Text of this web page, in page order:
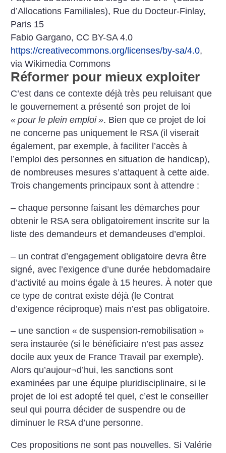
d’Allocations Familiales), Rue du Docteur-Finlay,
Paris 15
Fabio Gargano, CC BY-SA 4.0
https://creativecommons.org/licenses/by-sa/4.0,
via Wikimedia Commons
Réformer pour mieux exploiter
C’est dans ce contexte déjà très peu reluisant que
le gouvernement a présenté son projet de loi
« pour le plein emploi ». Bien que ce projet de loi
ne concerne pas uniquement le RSA (il viserait
également, par exemple, à faciliter l’accès à
l’emploi des personnes en situation de handicap),
de nombreuses mesures s’attaquent à cette aide.
Trois changements principaux sont à attendre :
– chaque personne faisant les démarches pour
obtenir le RSA sera obligatoirement inscrite sur la
liste des demandeurs et demandeuses d’emploi.
– un contrat d’engagement obligatoire devra être
signé, avec l’exigence d’une durée hebdomadaire
d’activité au moins égale à 15 heures. À noter que
ce type de contrat existe déjà (le Contrat
d’exigence réciproque) mais n’est pas obligatoire.
– une sanction « de suspension-remobilisation »
sera instaurée (si le bénéficiaire n’est pas assez
docile aux yeux de France Travail par exemple).
Alors qu’aujour¬d’hui, les sanctions sont
examinées par une équipe pluridisciplinaire, si le
projet de loi est adopté tel quel, c’est le conseiller
seul qui pourra décider de suspendre ou de
diminuer le RSA d’une personne.
Ces propositions ne sont pas nouvelles. Si Valérie